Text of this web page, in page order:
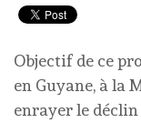
Objectif de ce
en Guyane, à la
enrayer le